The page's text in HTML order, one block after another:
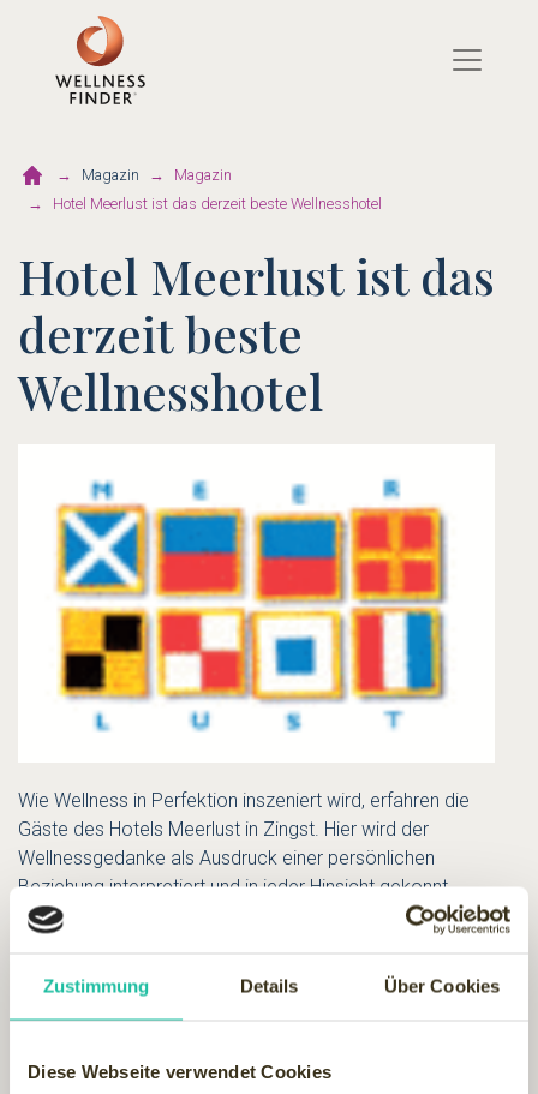
Zustimmung Details Über Cookies
Diese Webseite verwendet Cookies
Magazin
Magazin
Hotel Meerlust ist das derzeit beste Wellnesshotel
Hotel Meerlust ist das
derzeit beste
Wellnesshotel
Wie Wellness in Perfektion inszeniert wird, erfahren die
Gäste des Hotels Meerlust in Zingst. Hier wird der
Wellnessgedanke als Ausdruck einer persönlichen
Beziehung interpretiert und in jeder Hinsicht gekonnt
umgesetzt.
die durch die Faszination eines Umfelds ausgelöst werden.
Am Wichtigsten sind jedoch die vielen Aufmerksamkeiten,
zum Ausdruck bringen",berichtet der Prüfer des Deutschen